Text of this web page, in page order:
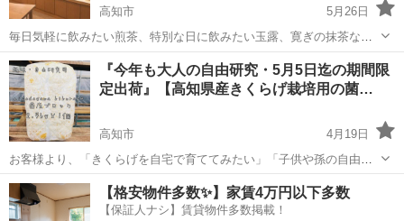
高知市
5月26日
毎日気軽に飲みたい煎茶、特別な日に飲みたい玉露、寛ぎの抹茶など
お茶に関わる様々なものを取り揃えております。 また｢普段茶葉から
お茶を飲まない方にも分かりやすく｣をモットーに試飲も行っておりま
すので、あなたの好きな茶葉がきっ...
高知 高知市 その他 にも
『今年も大人の自由研究・5月5日迄の期間限
定出荷』【高知県産きくらげ栽培用の菌…
高知市
4月19日
お客様より、「きくらげを自宅で育ててみたい」「子供や孫の自由研
究に使いたい」などのリクエストを多数いただきましたので、2022年
も第一弾「4月18日～5月5日迄の2週間」、限定販売させて頂く事とな
りました。 ＜ご購入前のお...
高知 高知市 その他
【格安物件多数✨】家賃4万円以下多数
【保証人ナシ】賃貸物件多数掲載！